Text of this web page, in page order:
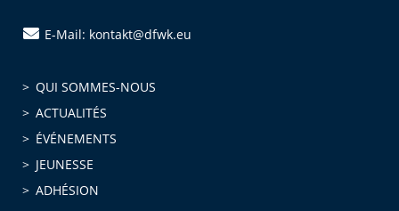
E-Mail: kontakt@dfwk.eu
QUI SOMMES-NOUS
ACTUALITÉS
ÉVÉNEMENTS
JEUNESSE
ADHÉSION